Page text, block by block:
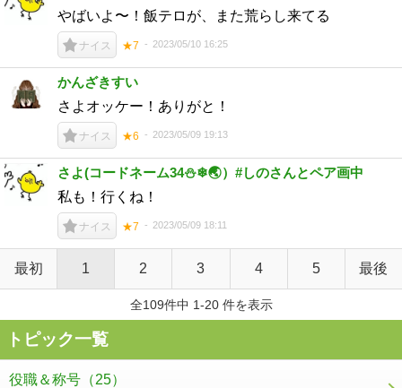
やばいよ〜！飯テロが、また荒らし来てる
ナイス ★7 2023/05/10 16:25
かんざきすい
さよオッケー！ありがと！
ナイス ★6 2023/05/09 19:13
さよ(コードネーム34⛄❄🌏）#しのさんとペア画中
私も！行くね！
ナイス ★7 2023/05/09 18:11
最初 1 2 3 4 5 最後
全109件中 1-20 件を表示
トピック一覧
役職＆称号 （25）